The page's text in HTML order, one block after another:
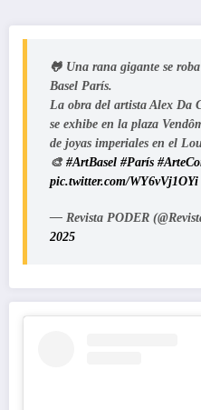
🐸 Una rana gigante se
Basel París.
La obra del artista Alex Da
se exhibe en la plaza
de joyas imperiales en el
🎨 #ArtBasel #París
pic.twitter.com/WY6vVj1OYi
— Revista PODER
2025